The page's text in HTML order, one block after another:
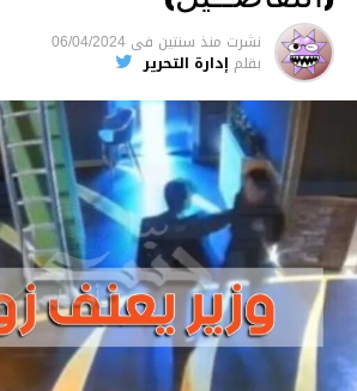
نشرت منذ سنتين فى 06/04/2024
بقلم إدارة التحرير